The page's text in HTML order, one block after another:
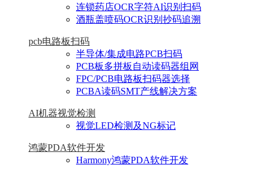
连锁药店OCR字符AI识别扫码
酒瓶盖喷码OCR识别抄码追溯
pcb电路板扫码
半导体/集成电路PCB扫码
PCB板多拼板自动读码器组网
FPC/PCB电路板扫码器选择
PCBA读码SMT产线解决方案
AI机器视觉检测
视觉LED检测及NG标记
鸿蒙PDA软件开发
Harmony鸿蒙PDA软件开发